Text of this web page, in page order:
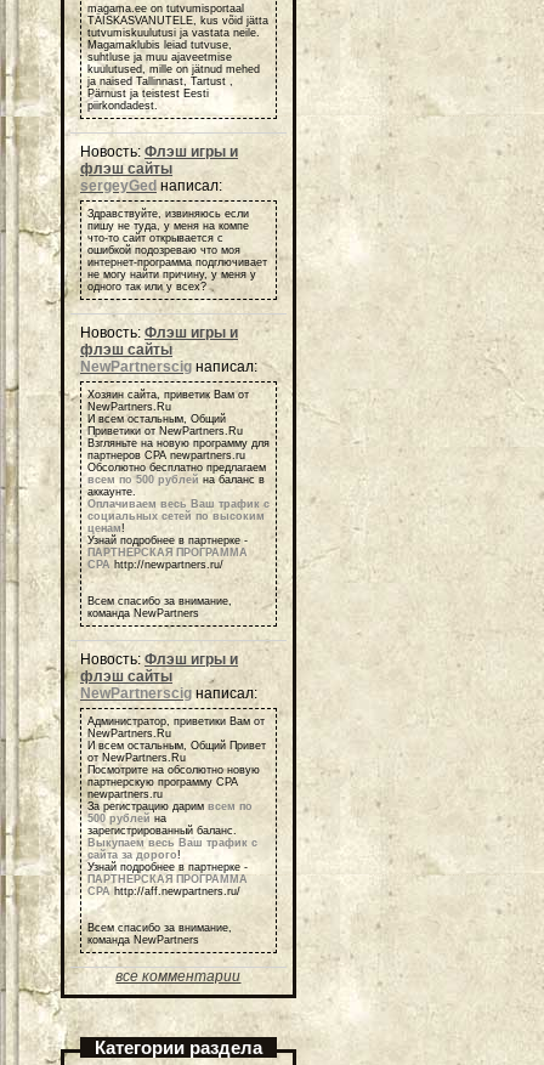
magama.ee on tutvumisportaal
TÄISKASVANUTELE, kus võid jätta
tutvumiskuulutusi ja vastata neile.
Magamaklubis leiad tutvuse,
suhtluse ja muu ajaveetmise
kuulutused, mille on jätnud mehed
ja naised Tallinnast, Tartust ,
Pärnust ja teistest Eesti
piirkondadest.
Новость: Флэш игры и
флэш сайты
sergeyGed написал:
Здравствуйте, извиняюсь если
пишу не туда, у меня на компе
что-то сайт открывается с
ошибкой подозреваю что моя
интернет-программа подглючивает
не могу найти причину, у меня у
одного так или у всех?
Новость: Флэш игры и
флэш сайты
NewPartnerscig написал:
Хозяин сайта, приветик Вам от
NewPartners.Ru
И всем остальным, Общий
Приветики от NewPartners.Ru
Взгляньте на новую программу для
партнеров СРА newpartners.ru
Обсолютно бесплатно предлагаем
всем по 500 рублей на баланс в
аккаунте.
Оплачиваем весь Ваш трафик с
социальных сетей по высоким
ценам!
Узнай подробнее в партнерке -
ПАРТНЕРСКАЯ ПРОГРАММА
СРА http://newpartners.ru/
Всем спасибо за внимание,
команда NewPartners
Новость: Флэш игры и
флэш сайты
NewPartnerscigнаписал:
Администратор, приветики Вам от
NewPartners.Ru
И всем остальным, Общий Привет
от NewPartners.Ru
Посмотрите на обсолютно новую
партнерскую программу СРА
newpartners.ru
За регистрацию дарим всем по
500 рублей на
зарегистрированный баланс.
Выкупаем весь Ваш трафик с
сайта за дорого!
Узнай подробнее в партнерке -
ПАРТНЕРСКАЯ ПРОГРАММА
СРА http://aff.newpartners.ru/
Всем спасибо за внимание,
команда NewPartners
все комментарии
Категории раздела